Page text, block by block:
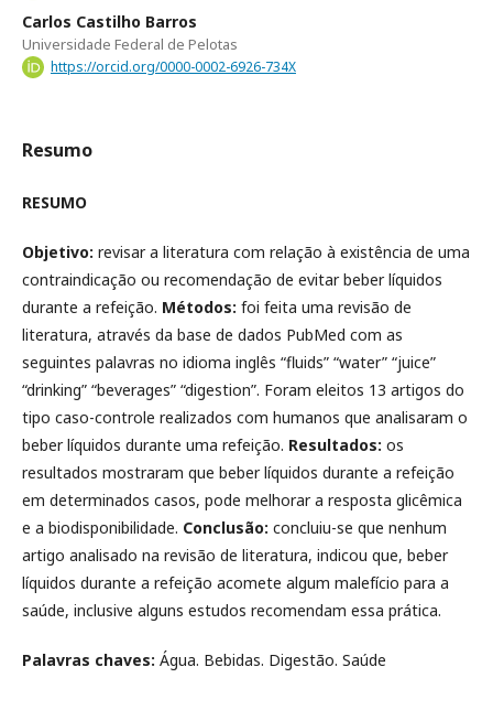
Carlos Castilho Barros
Universidade Federal de Pelotas
https://orcid.org/0000-0002-6926-734X
Resumo
RESUMO
Objetivo: revisar a literatura com relação à existência de uma
contraindicação ou recomendação de evitar beber líquidos
durante a refeição. Métodos: foi feita uma revisão de
literatura, através da base de dados PubMed com as
seguintes palavras no idioma inglês “fluids” “water” “juice”
“drinking” “beverages” “digestion”. Foram eleitos 13 artigos do
tipo caso-controle realizados com humanos que analisaram o
beber líquidos durante uma refeição. Resultados: os
resultados mostraram que beber líquidos durante a refeição
em determinados casos, pode melhorar a resposta glicêmica
e a biodisponibilidade. Conclusão: concluiu-se que nenhum
artigo analisado na revisão de literatura, indicou que, beber
líquidos durante a refeição acomete algum malefício para a
saúde, inclusive alguns estudos recomendam essa prática.
Palavras chaves: Água. Bebidas. Digestão. Saúde